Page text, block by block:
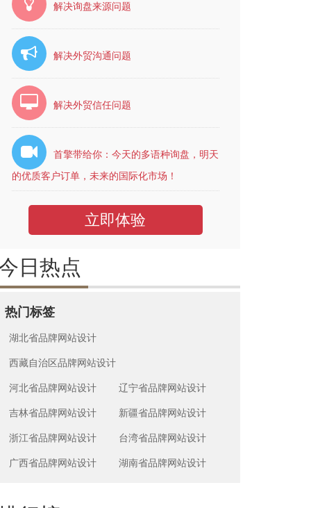
解决询盘来源问题
解决外贸沟通问题
解决外贸信任问题
首擎带给你：今天的多语种询盘，明天
的优质客户订单，未来的国际化市场！
立即体验
日热点
热门标签
湖北省品牌网站设计
西藏自治区品牌网站设计
河北省品牌网站设计 辽宁省品牌网站设计
吉林省品牌网站设计 新疆省品牌网站设计
浙江省品牌网站设计 台湾省品牌网站设计
广西省品牌网站设计 湖南省品牌网站设计